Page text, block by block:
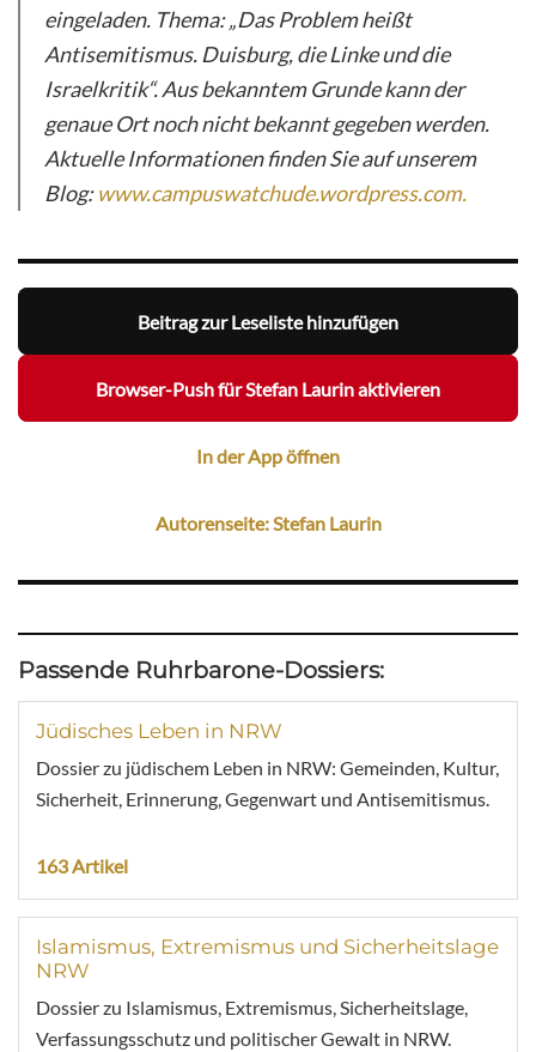
eingeladen. Thema: „Das Problem heißt
Antisemitismus. Duisburg, die Linke und die
Israelkritik“. Aus bekanntem Grunde kann der
genaue Ort noch nicht bekannt gegeben werden.
Aktuelle Informationen finden Sie auf unserem
Blog:www.campuswatchude.wordpress.com.
Beitrag zur Leseliste hinzufügen
Browser-Push für Stefan Laurin aktivieren
In der App öffnen
Autorenseite: Stefan Laurin
Passende Ruhrbarone-Dossiers:
Jüdisches Leben in NRW
Dossier zu jüdischem Leben in NRW: Gemeinden, Kultur,
Sicherheit, Erinnerung, Gegenwart und Antisemitismus.
163 Artikel
Islamismus, Extremismus und Sicherheitslage
NRW
Dossier zu Islamismus, Extremismus, Sicherheitslage,
Verfassungsschutz und politischer Gewalt in NRW.